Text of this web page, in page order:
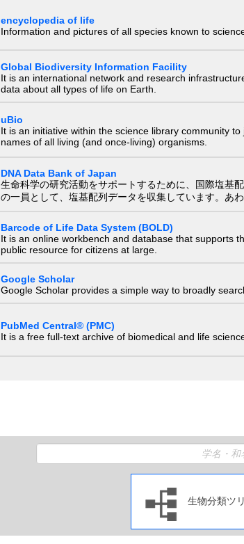
encyclopedia of life
Information and pictures of all species known to
Global Biodiversity Information Facility
It is an international network and research
data about all types of life on Earth.
uBio
It is an initiative within the science library community
names of all living (and once-living) organisms.
DNA Data Bank of Japan
生命科学の研究活動をサポートするために、国際塩基
の一員として、塩基配列データを収集しています。あ
Barcode of Life Data System (BOLD)
It is an online workbench and database that supports
public resource for citizens at large.
Google Scholar
Google Scholar provides a simple way to broadly
PubMed Central® (PMC)
It is a free full-text archive of biomedical and life
生物分類ツ